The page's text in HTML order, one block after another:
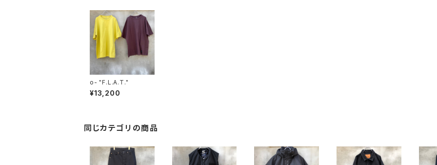
o- "F.L.A.T."
¥13,200
同じカテゴリの商品